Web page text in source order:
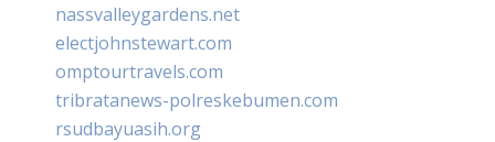
nassvalleygardens.net
electjohnstewart.com
omptourtravels.com
tribratanews-polreskebumen.com
rsudbayuasih.org